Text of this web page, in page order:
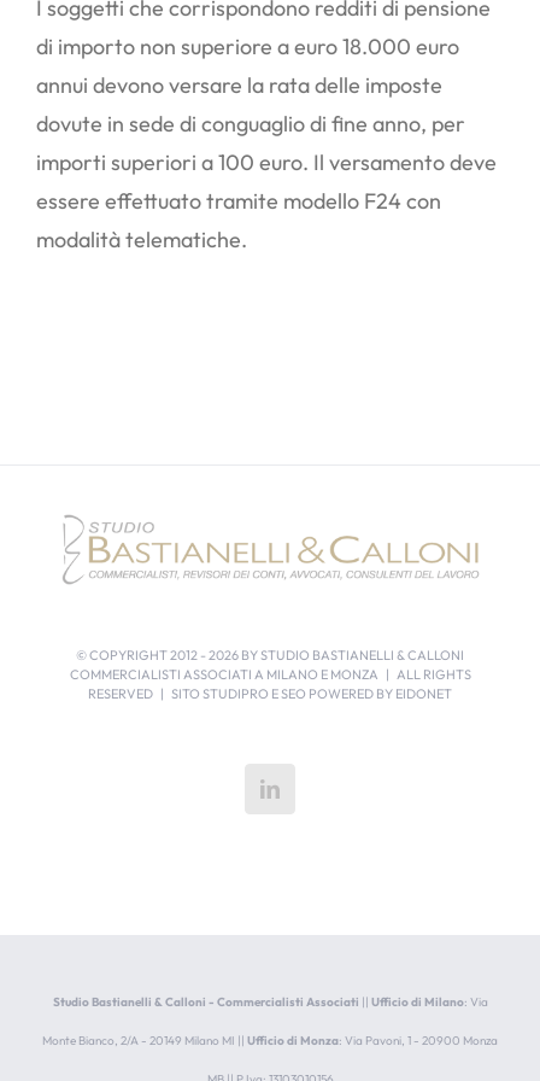
I soggetti che corrispondono redditi di pensione
di importo non superiore a euro 18.000 euro
annui devono versare la rata delle imposte
dovute in sede di conguaglio di fine anno, per
importi superiori a 100 euro. Il versamento deve
essere effettuato tramite modello F24 con
modalità telematiche.
© COPYRIGHT 2012 - 2026 BY STUDIO BASTIANELLI & CALLONI
COMMERCIALISTI ASSOCIATI A MILANO E MONZA | ALL RIGHTS
RESERVED | SITO STUDIPRO E SEO POWERED BY EIDONET
Studio Bastianelli & Calloni - Commercialisti Associati Ufficio di Milano: Via
Monte Bianco, 2/A - 20149 Milano MI || Ufficio di Monza: Via Pavoni, 1 - 20900 Monza